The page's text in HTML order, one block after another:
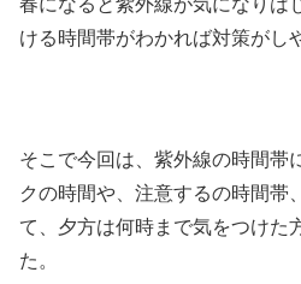
ける時間帯がわかれば対策がし
そこで今回は、紫外線の時間帯
クの時間や、注意するの時間帯
て、夕方は何時まで気をつけた
た。